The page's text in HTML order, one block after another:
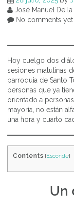
José Manuel De
No comments yet
Hoy cuelgo dos
sesiones matutinas
parroquia de Santo
personas que ya
orientado a
mayoría, no están
una hora y cuarto
Contents [Esconde]
Un